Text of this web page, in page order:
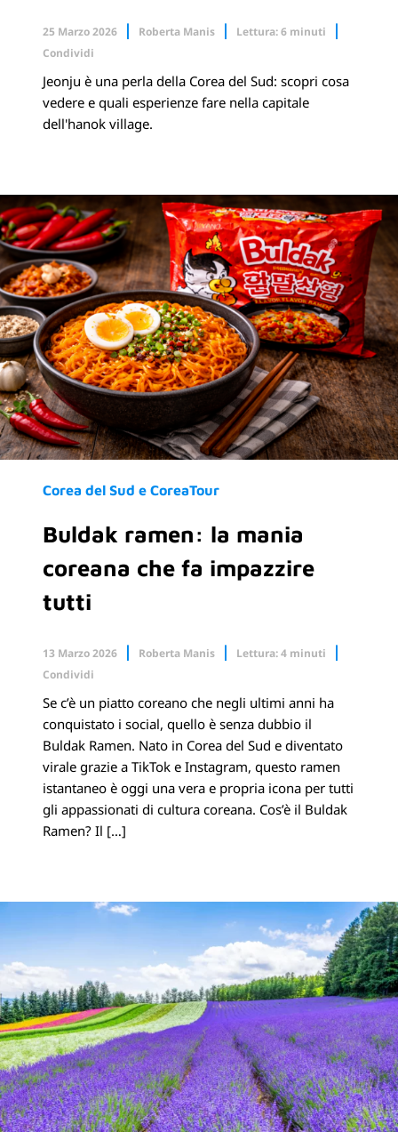
25 Marzo 2026 Roberta Manis
Lettura: 6 minuti
Condividi
Facebook X.com
Linkedin
Jeonju è una perla della Corea del Sud: scopri cosa
vedere e quali esperienze fare nella capitale
dell'hanok village.
Corea del Sud e CoreaTour
Buldak ramen: la mania
coreana che fa impazzire
tutti
13 Marzo 2026 Roberta Manis
Lettura: 4 minuti
Condividi
Facebook X.com
Linkedin
Se c’è un piatto coreano che negli ultimi anni ha
conquistato i social, quello è senza dubbio il
Buldak Ramen. Nato in Corea del Sud e diventato
virale grazie a TikTok e Instagram, questo ramen
istantaneo è oggi una vera e propria icona per tutti
gli appassionati di cultura coreana. Cos’è il Buldak
Ramen? Il […]